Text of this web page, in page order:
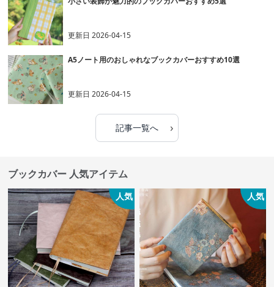
更新日2026-04-15
A5ノート用のおしゃれなブックカバーおすすめ10選
更新日2026-04-15
記事一覧へ ›
ブックカバー 人気アイテム
人気 人気